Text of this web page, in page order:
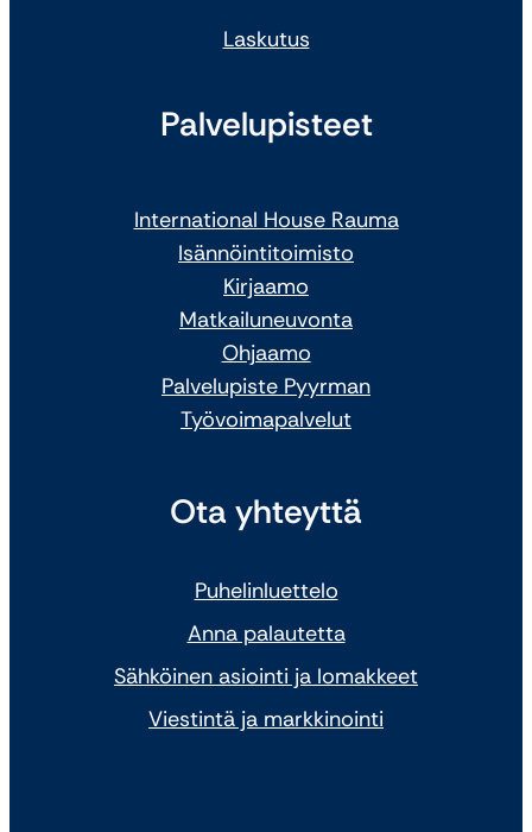
Laskutus
Palvelupisteet
International House Rauma
Isännöintitoimisto
Kirjaamo
Matkailuneuvonta
Ohjaamo
Palvelupiste Pyyrman
Työvoimapalvelut
Ota yhteyttä
Puhelinluettelo
Anna palautetta
Sähköinen asiointi ja lomakkeet
Viestintä ja markkinointi